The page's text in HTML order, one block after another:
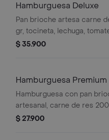
Hamburguesa Deluxe
Pan brioche artesa carne
gr, tocineta, lechuga,
caramelizada, queso
$ 35.900
Hamburguesa Premium
Hamburguesa con pan
artesanal, carne de res
tocineta, lechuga, tomate,
$ 27.900